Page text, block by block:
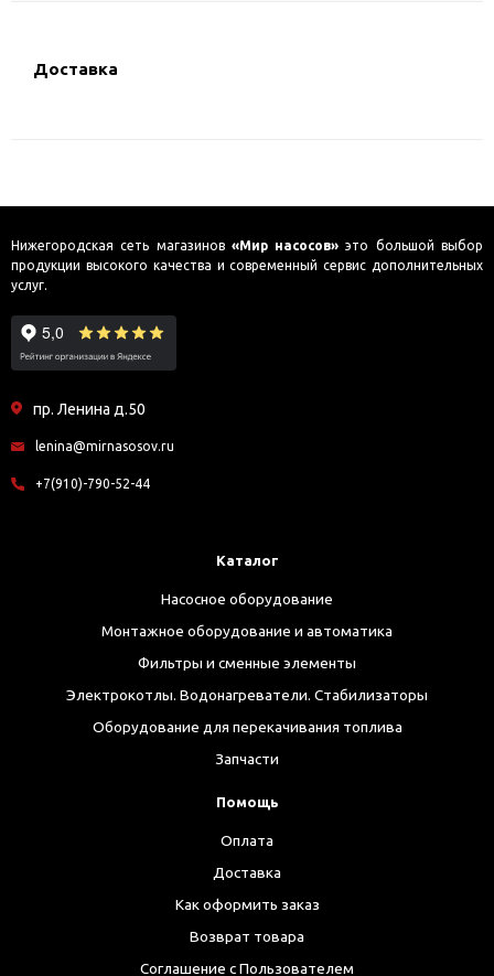
Доставка
Нижегородская сеть магазинов «Мир насосов» это большой выбор
продукции высокого качества и современный сервис дополнительных
услуг.
пр. Ленина д.50
lenina@mirnasosov.ru
+7(910)-790-52-44
Каталог
Насосное оборудование
Монтажное оборудование и автоматика
Фильтры и сменные элементы
Электрокотлы. Водонагреватели. Стабилизаторы
Оборудование для перекачивания топлива
Запчасти
Помощь
Оплата
Доставка
Как оформить заказ
Возврат товара
Соглашение с Пользователем